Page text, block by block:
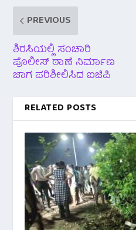
PREVIOUS
ಶಿರಸಿಯಲ್ಲಿ ಸಂಚಾರಿ
ಪೊಲೀಸ್ ಠಾಣೆ ನಿರ್ಮಾಣ
ಜಾಗ ಪರಿಶೀಲಿಸಿದ ಐಜಿಪಿ
RELATED POSTS